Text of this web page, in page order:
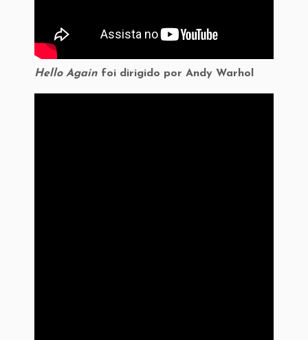
Hello Again foi dirigido por Andy Warhol